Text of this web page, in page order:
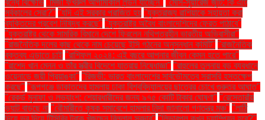
সর্বকালের সেরা?" "যদি এই সরকার পরাজিত হয় "যুক্তরাজ্য রাশিয়াকে সহায়তা করা
ব্যক্তিদের প্রবেশ নিষিদ্ধ করছে" "যুক্তরাষ্ট্র অবৈধ বাংলাদেশিদের ফেরত পাঠাবে"
"যুক্তরাষ্ট্র থেকে সামরিক বিমানে দেশে ফিরলেন নথিপত্রহীন ভারতীয় অভিবাসীরা"
"রাজনৈতিক দলের কাছ থেকে নাম চেয়েছে ইসি গঠনের অনুসন্ধান কমিটি" "রাজনৈতিক
বক্তব্য এড়াতে চাই "রাশিফল ২০২৪: এই বছরে আপনার জীবন কেমন হতে পারে"
"রাশেদ খান মেনন ও তাঁর স্ত্রীর বিদেশে যাত্রায় নিষেধাজ্ঞা" "রাহুলের তুলনায় বড় ব্যবধানে
ওয়েনাডে জয়ী প্রিয়াঙ্কা" "রিজভী: ভারত বাংলাদেশের সার্বভৌমত্বে সরাসরি হস্তক্ষেপ
করছে" "রূপগঞ্জে ডাকাতদের হামলায় ঢাকা বিশ্ববিদ্যালয়ের ছাত্রের চোখে গুরুতর আঘাত"
"রেকর্ড মুনাফা ও লভ্যাংশ: শেয়ারধারীদের জন্য ৯৭৫ কোটি টাকার ঘোষণা" "রেস্তোরাঁয়
ভ্যাট বাড়ছে না "রৌমারীতে কৃষক সমাবেশে হামলার নিন্দা জানালো গণতন্ত্র মঞ্চ" "লাঠি